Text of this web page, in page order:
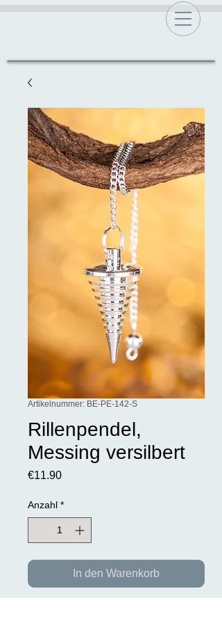
Artikelnummer: BE-PE-142-S
Rillenpendel,
Messing versilbert
€11.90Preis
Anzahl *
In den Warenkorb